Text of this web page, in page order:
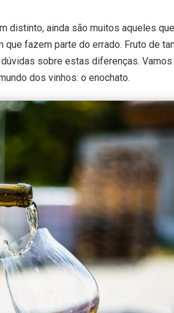
distinto, ainda são muitos aqueles
que fazem parte do errado. Fruto de
sobre estas diferenças. Vamos
dos vinhos: o enochato.